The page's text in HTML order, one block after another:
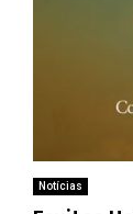
Notícias